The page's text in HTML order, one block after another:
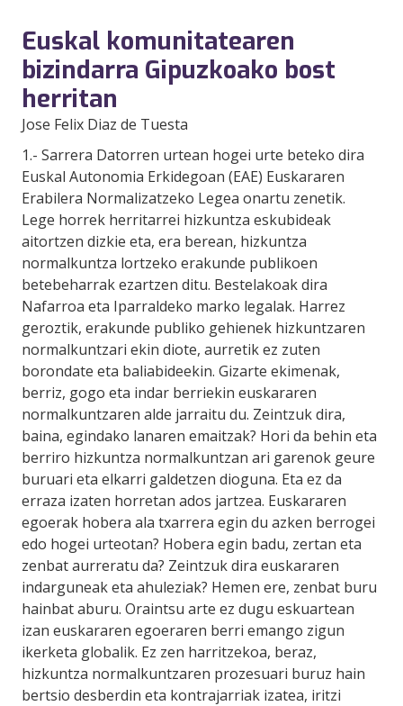
Euskal komunitatearen
bizindarra Gipuzkoako bost
herritan
Jose Felix Diaz de Tuesta
1.- Sarrera Datorren urtean hogei urte beteko dira
Euskal Autonomia Erkidegoan (EAE) Euskararen
Erabilera Normalizatzeko Legea onartu zenetik.
Lege horrek herritarrei hizkuntza eskubideak
aitortzen dizkie eta, era berean, hizkuntza
normalkuntza lortzeko erakunde publikoen
betebeharrak ezartzen ditu. Bestelakoak dira
Nafarroa eta Iparraldeko marko legalak. Harrez
geroztik, erakunde publiko gehienek hizkuntzaren
normalkuntzari ekin diote, aurretik ez zuten
borondate eta baliabideekin. Gizarte ekimenak,
berriz, gogo eta indar berriekin euskararen
normalkuntzaren alde jarraitu du. Zeintzuk dira,
baina, egindako lanaren emaitzak? Hori da behin eta
berriro hizkuntza normalkuntzan ari garenok geure
buruari eta elkarri galdetzen dioguna. Eta ez da
erraza izaten horretan ados jartzea. Euskararen
egoerak hobera ala txarrera egin du azken berrogei
edo hogei urteotan? Hobera egin badu, zertan eta
zenbat aurreratu da? Zeintzuk dira euskararen
indarguneak eta ahuleziak? Hemen ere, zenbat buru
hainbat aburu. Oraintsu arte ez dugu eskuartean
izan euskararen egoeraren berri emango zigun
ikerketa globalik. Ez zen harritzekoa, beraz,
hizkuntza normalkuntzaren prozesuari buruz hain
bertsio desberdin eta kontrajarriak izatea, iritzi